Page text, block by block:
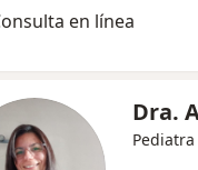
en línea
Dra.
Pediatra